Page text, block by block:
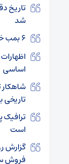
تاریخ
شد
۶ بمب خبری درویش برای پرسپولیس
اساسی
شاهکار
تاریخی
ترافیک
است
فروش